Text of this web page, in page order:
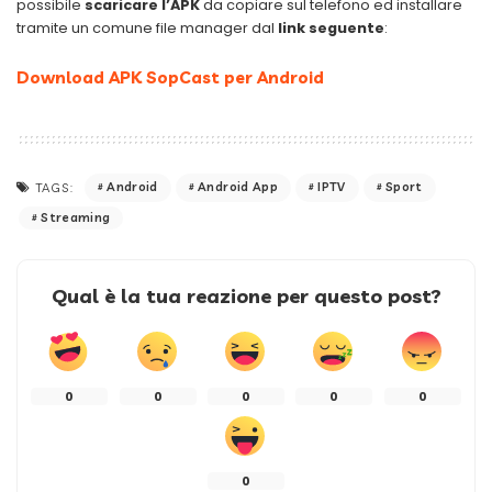
possibile scaricare l’APKda copiare sul telefono ed installare
tramite un comune file manager dal link seguente:
Download APK SopCast per Android
TAGS: Android Android App IPTV
Sport
Streaming
Qual è la tua reazione per questo post?
0 0 0 0 0
0